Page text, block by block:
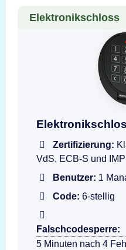
Elektronikschloss
Zertifizierung:
VdS, ECB-S und IMP
Benutzer: 1
Code: 6-stellig
Falschcodesperre:
5 Minuten nach 4